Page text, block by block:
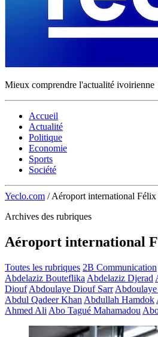
Mieux comprendre l'actualité ivoirienne
Accueil
Actualité
Politique
Economie
Sports
Société
Yeclo.com / Aéroport international
Archives des rubriques
Aéroport international
Toutes les rubriques 2B Communication
Abdelaziz Bouteflika Abdelaziz Djerad
Diouf Abdoulaye Diouf Sarr
Abdul Qadeer Khan Abdullah Hamdok
Ahmed Ali Abo Tagué Mahamadou